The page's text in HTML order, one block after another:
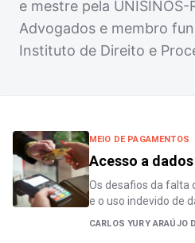
e mestre pela
Advogados e membro
Instituto de Direito e
MEIO DE PAGAMENTOS
Acesso a
Os desafios da falta
e o uso indevido de
CARLOS YURY ARAÚJO